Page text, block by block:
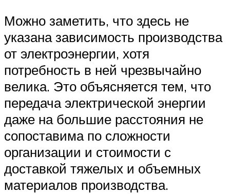
Можно заметить, что здесь не
указана зависимость производства
от электроэнергии, хотя
потребность в ней чрезвычайно
велика. Это объясняется тем, что
передача электрической энергии
даже на большие расстояния не
сопоставима по сложности
организации и стоимости с
доставкой тяжелых и объемных
материалов производства.